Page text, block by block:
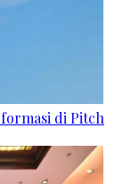
di Pitch